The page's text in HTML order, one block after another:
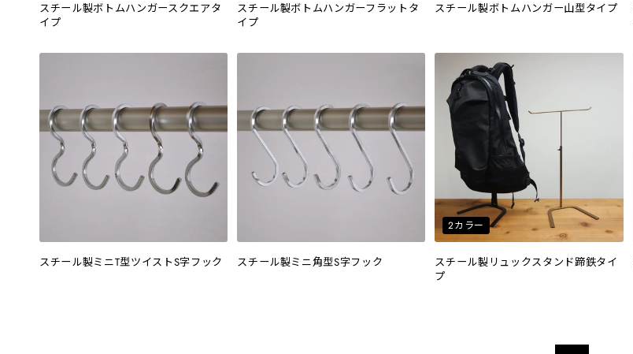
スチール製ボトムハンガースクエアタ
イプ
スチール製ボトムハンガーフラットタ
イプ
スチール製ボトムハンガー山型タイプ
スチール製ミニT型ツイストS字フック スチール製ミニ角型S字フック
2カラー
スチール製リュックスタンド蹄鉄タイ
プ